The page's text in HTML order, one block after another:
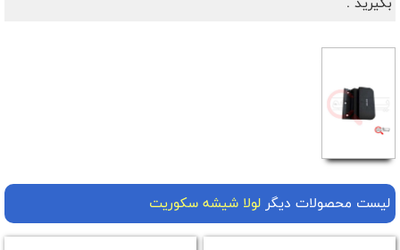
لیست محصولات دیگرلولا شیشه سکوریت